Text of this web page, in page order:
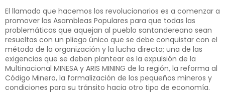
El llamado que hacemos los revolucionarios es a comenzar a
promover las Asambleas Populares para que todas las
problemáticas que aquejan al pueblo santandereano sean
resueltas con un pliego único que se debe conquistar con el
método de la organización y la lucha directa; una de las
exigencias que se deben plantear es la expulsión de la
Multinacional MINESA y ARIS MINING de la región, la reforma al
Código Minero, la formalización de los pequeños mineros y
condiciones para su tránsito hacia otro tipo de economía.